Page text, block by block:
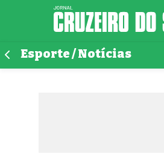
Esporte / Notícias